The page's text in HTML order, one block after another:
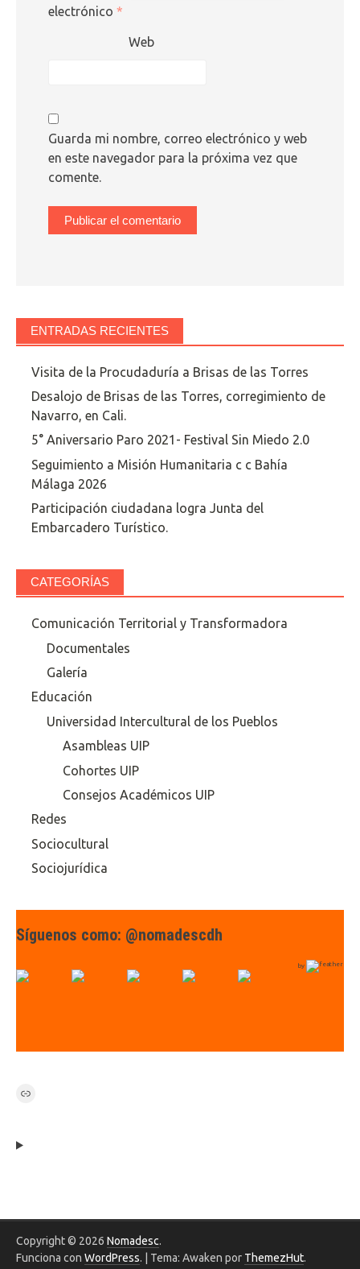
electrónico *
Web
Guarda mi nombre, correo electrónico y web
en este navegador para la próxima vez que
comente.
ENTRADAS RECIENTES
Visita de la Procudaduría a Brisas de las Torres
Desalojo de Brisas de las Torres, corregimiento de
Navarro, en Cali.
5° Aniversario Paro 2021- Festival Sin Miedo 2.0
Seguimiento a Misión Humanitaria c c Bahía
Málaga 2026
Participación ciudadana logra Junta del
Embarcadero Turístico.
CATEGORÍAS
Comunicación Territorial y Transformadora
Documentales
Galería
Educación
Universidad Intercultural de los Pueblos
Asambleas UIP
Cohortes UIP
Consejos Académicos UIP
Redes
Sociocultural
Sociojurídica
Síguenos como: @nomadescdh
by
Link
Copyright © 2026 Nomadesc.
Funciona con WordPress. Tema: Awaken por ThemezHut.